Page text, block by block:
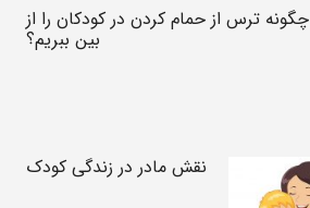
چگونه ترس از حمام کردن در کودکان را از
بین ببریم؟
نقش مادر در زندگی کودک